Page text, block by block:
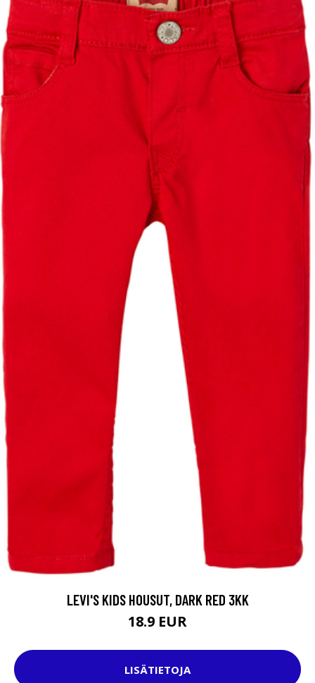
LEVI'S KIDS HOUSUT, DARK RED 3KK
18.9 EUR
LISÄTIETOJA